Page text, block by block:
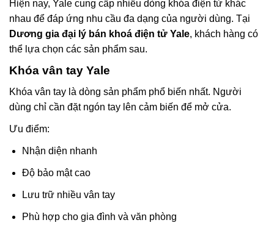
Hiện nay, Yale cung cấp nhiều dòng khóa điện tử khác
nhau để đáp ứng nhu cầu đa dạng của người dùng. Tại
Dương gia đại lý bán khoá điện tử Yale, khách hàng có
thể lựa chọn các sản phẩm sau.
Khóa vân tay Yale
Khóa vân tay là dòng sản phẩm phổ biến nhất. Người
dùng chỉ cần đặt ngón tay lên cảm biến để mở cửa.
Ưu điểm:
Nhận diện nhanh
Độ bảo mật cao
Lưu trữ nhiều vân tay
Phù hợp cho gia đình và văn phòng